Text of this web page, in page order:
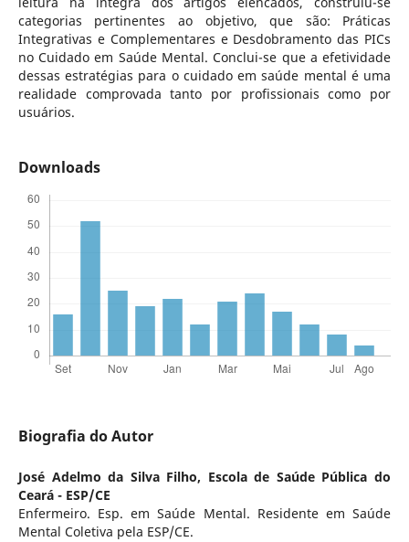
categorias pertinentes ao objetivo, que são: Práticas
Integrativas e Complementares e Desdobramento das PICs
no Cuidado em Saúde Mental. Conclui-se que a efetividade
dessas estratégias para o cuidado em saúde mental é uma
realidade comprovada tanto por profissionais como por
usuários.
Downloads
Biografia do Autor
José Adelmo da Silva Filho, Escola de Saúde Pública do
Ceará - ESP/CE
Enfermeiro. Esp. em Saúde Mental. Residente em Saúde
Mental Coletiva pela ESP/CE.